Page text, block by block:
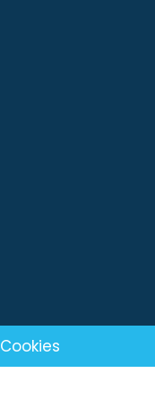
Cookies